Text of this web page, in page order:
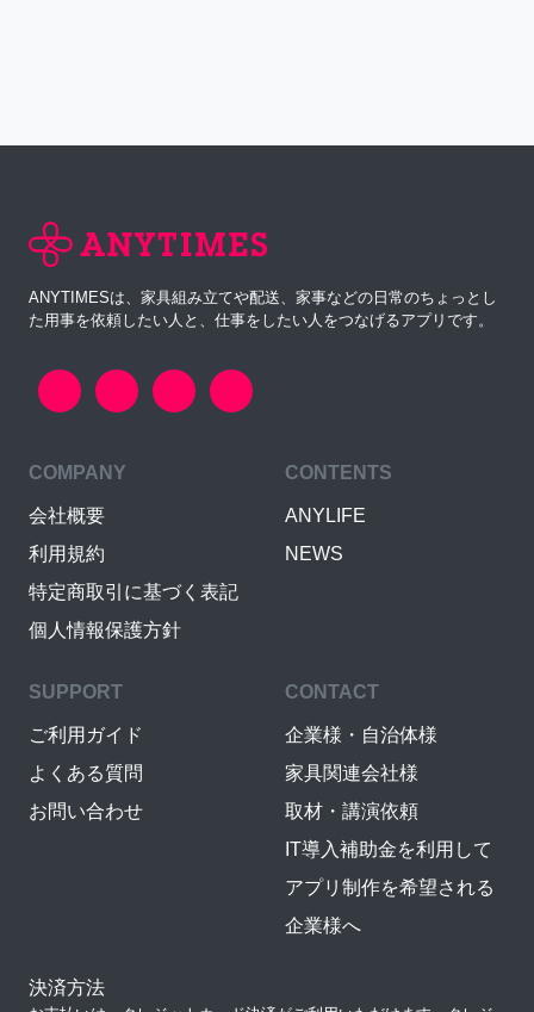
ANYTIMESは、家具組み立てや配送、家事などの日常のちょっとし
た用事を依頼したい人と、仕事をしたい人をつなげるアプリです。
COMPANY
会社概要
利用規約
特定商取引に基づく表記
個人情報保護方針
CONTENTS
ANYLIFE
NEWS
SUPPORT
ご利用ガイド
よくある質問
お問い合わせ
CONTACT
企業様・自治体様
家具関連会社様
取材・講演依頼
IT導入補助金を利用して
アプリ制作を希望される
企業様へ
決済方法